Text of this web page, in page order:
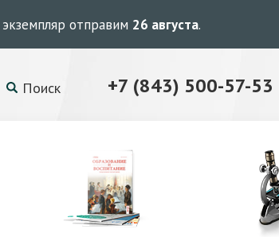
отправим 26 августа.
Поиск +7 (843) 500-57-53